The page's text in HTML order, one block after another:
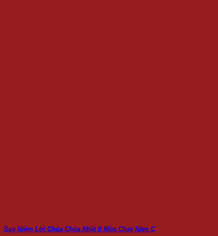
Suy Niệm Lời Chúa Chúa Nhật II Mùa Chay Năm C